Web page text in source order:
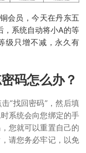
会员，今天在丹东五
系统自动将小A的等
级只增不减，永久有
码怎么办？
“找回密码”，然后填
系统会向您绑定的手
您就可以重置自己的
请您务必牢记，以免